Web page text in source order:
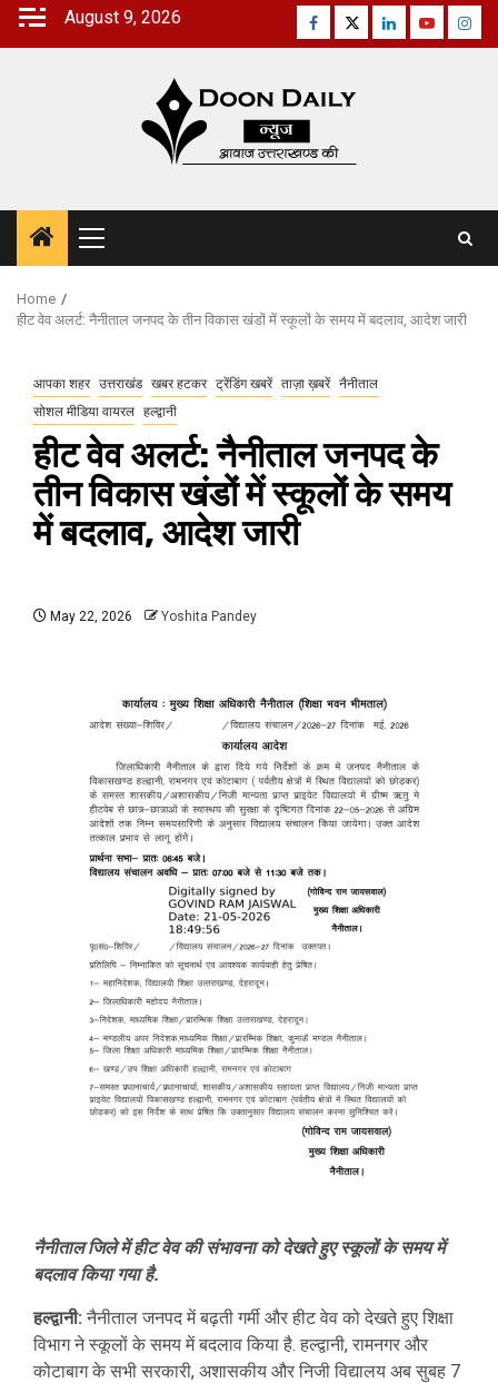
Skip
August 9, 2026 Facebook
TwitterLinkedinYoutube
Primary
Menu
Home
हीट वेव अलर्ट: नैनीताल जनपद के तीन विकास खंडों में स्कूलों के समय में बदलाव, आदेश जारी
आपका शहर उत्तराखंड खबर हटकर ट्रेंडिंग खबरें ताज़ा ख़बरें नैनीताल
सोशल मीडिया वायरल हल्द्वानी
हीट वेव अलर्ट: नैनीताल जनपद के
तीन विकास खंडों में स्कूलों के समय
में बदलाव, आदेश जारी
May 22, 2026 Yoshita Pandey
नैनीताल जिले में हीट वेव की संभावना को देखते हुए स्कूलों के समय में
बदलाव किया गया है.
हल्द्वानी: नैनीताल जनपद में बढ़ती गर्मी और हीट वेव को देखते हुए शिक्षा
विभाग ने स्कूलों के समय में बदलाव किया है. हल्द्वानी, रामनगर और
कोटाबाग के सभी सरकारी, अशासकीय और निजी विद्यालय अब सुबह 7